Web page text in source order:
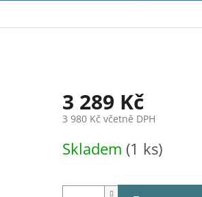
3 289 Kč
3 980 Kč včetně DPH
cena:
Skladem (1 ks)